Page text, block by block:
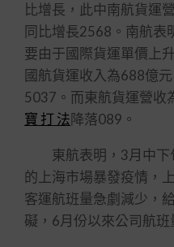
比增長，此中南航貨運
同比增長2568。南航表
要由于國際貨運單價上
國航貨運收入為688億
5037。而東航貨運營收
寶 打 法降落089。
東航表明，3月中下
的上海市場暴發疫情，
客運航班量急劇減少，
礙，6月份以來公司航班